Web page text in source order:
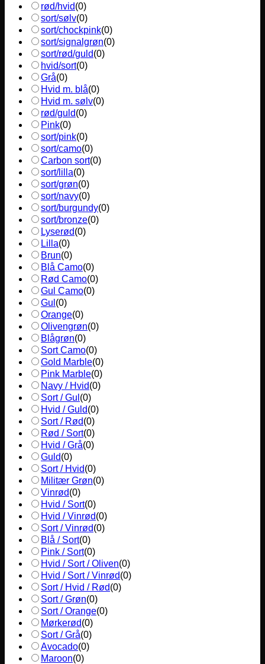
rød/hvid(0)
sort/sølv(0)
sort/chockpink(0)
sort/signalgrøn(0)
sort/rød/guld(0)
hvid/sort(0)
Grå(0)
Hvid m. blå(0)
Hvid m. sølv(0)
rød/guld(0)
Pink(0)
sort/pink(0)
sort/camo(0)
Carbon sort(0)
sort/lilla(0)
sort/grøn(0)
sort/navy(0)
sort/burgundy(0)
sort/bronze(0)
Lyserød(0)
Lilla(0)
Brun(0)
Blå Camo(0)
Rød Camo(0)
Gul Camo(0)
Gul (0)
Orange(0)
Olivengrøn(0)
Blågrøn(0)
Sort Camo(0)
Gold Marble(0)
Pink Marble(0)
Navy / Hvid(0)
Sort / Gul (0)
Hvid / Guld(0)
Sort / Rød(0)
Rød / Sort(0)
Hvid / Grå(0)
Guld(0)
Sort / Hvid(0)
Militær Grøn(0)
Vinrød(0)
Hvid / Sort(0)
Hvid / Vinrød(0)
Sort / Vinrød(0)
Blå / Sort(0)
Pink / Sort(0)
Hvid / Sort / Oliven(0)
Hvid / Sort / Vinrød(0)
Sort / Hvid / Rød(0)
Sort / Grøn(0)
Sort / Orange(0)
Mørkerød(0)
Sort / Grå(0)
Avocado(0)
Maroon(0)